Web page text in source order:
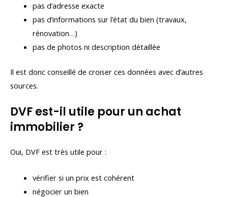
pas d’adresse exacte
pas d’informations sur l’état du bien (travaux,
rénovation…)
pas de photos ni description détaillée
Il est donc conseillé de croiser ces données avec d’autres
sources.
DVF est-il utile pour un achat
immobilier ?
Oui, DVF est très utile pour :
vérifier si un prix est cohérent
négocier un bien